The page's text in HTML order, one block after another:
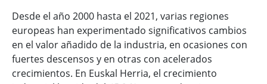
Desde el año 2000 hasta el 2021, varias regiones
europeas han experimentado significativos cambios
en el valor añadido de la industria, en ocasiones con
fuertes descensos y en otras con acelerados
crecimientos. En Euskal Herria, el crecimiento